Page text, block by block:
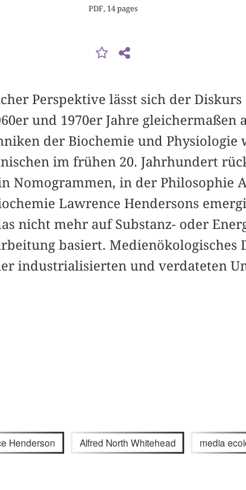
PDF, 14 pages
Perspektive lässt sich der Diskurs
und 1970er Jahre gleichermaßen
der Biochemie und Physiologie
im frühen 20. Jahrhundert
Nomogrammen, in der Philosophie
Lawrence Hendersons
nicht mehr auf Substanz- oder
basiert. Medienökologisches
industrialisierten und verdateten
Henderson Alfred North Whitehead media